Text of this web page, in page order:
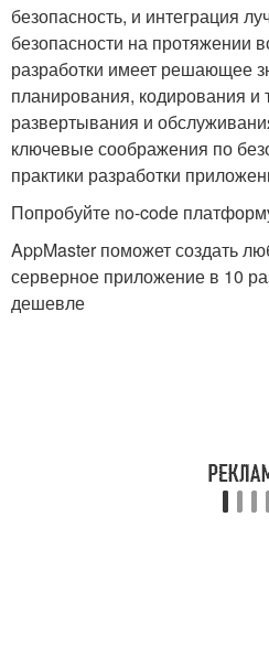
безопасность, и интеграция
безопасности на протяжении
разработки имеет решающее
планирования, кодирования и
развертывания и
ключевые соображения по
практики разработки
Попробуйте no-code
AppMaster поможет создать
серверное приложение в 10
дешевле